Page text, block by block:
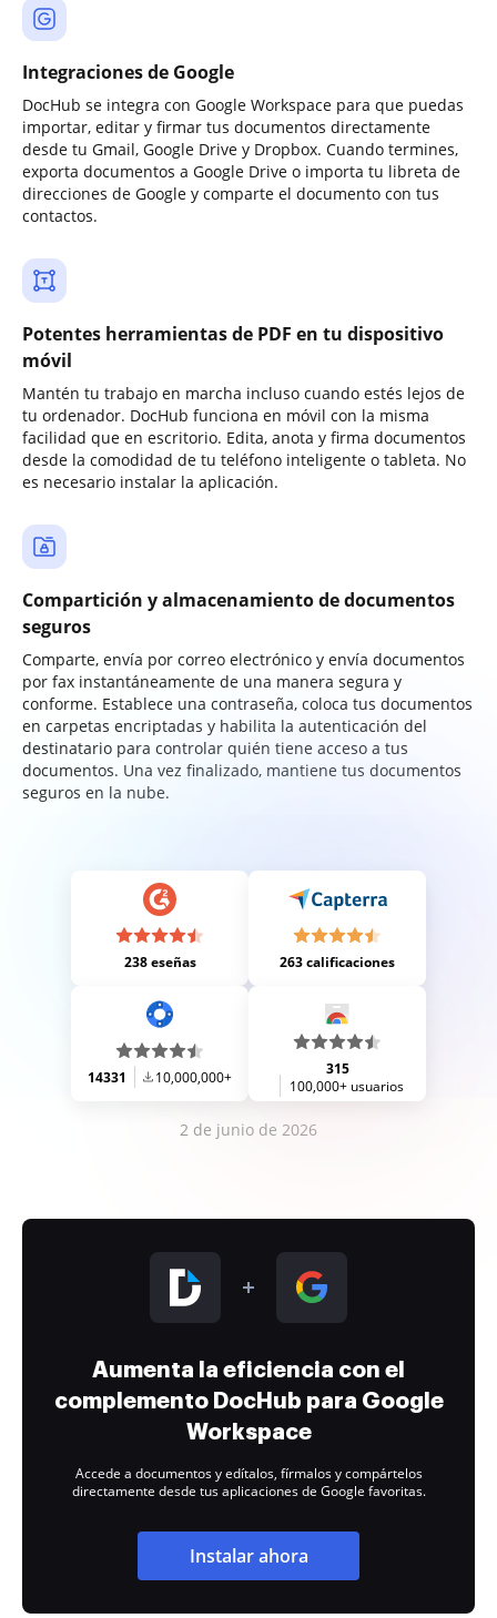
Integraciones de Google
DocHub se integra con Google Workspace para que puedas
importar, editar y firmar tus documentos directamente
desde tu Gmail, Google Drive y Dropbox. Cuando termines,
exporta documentos a Google Drive o importa tu libreta de
direcciones de Google y comparte el documento con tus
contactos.
Potentes herramientas de PDF en tu dispositivo
móvil
Mantén tu trabajo en marcha incluso cuando estés lejos de
tu ordenador. DocHub funciona en móvil con la misma
facilidad que en escritorio. Edita, anota y firma documentos
desde la comodidad de tu teléfono inteligente o tableta. No
es necesario instalar la aplicación.
Compartición y almacenamiento de documentos
seguros
Comparte, envía por correo electrónico y envía documentos
por fax instantáneamente de una manera segura y
conforme. Establece una contraseña, coloca tus documentos
en carpetas encriptadas y habilita la autenticación del
destinatario para controlar quién tiene acceso a tus
documentos. Una vez finalizado, mantiene tus documentos
seguros en la nube.
238 eseñas 263 calificaciones
14331 10,000,000+
315
100,000+ usuarios
2 de junio de 2026
Aumenta la eficiencia con el
complemento DocHub para Google
Workspace
Accede a documentos y edítalos, fírmalos y compártelos
directamente desde tus aplicaciones de Google favoritas.
Instalar ahora